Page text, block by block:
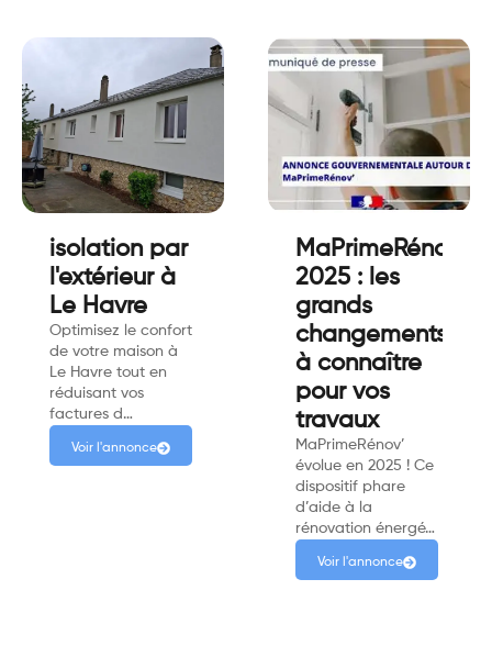
isolation par
l'extérieur à
Le Havre
Optimisez le confort
de votre maison à
Le Havre tout en
réduisant vos
factures d…
Voir l'annonce
MaPrimeRénov’
2025 : les
grands
changements
à connaître
pour vos
travaux
MaPrimeRénov’
évolue en 2025 ! Ce
dispositif phare
d’aide à la
rénovation énergé…
Voir l'annonce